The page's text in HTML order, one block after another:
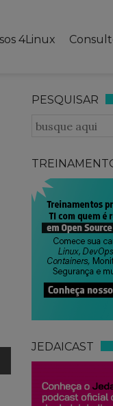
4Linux
PESQUISAR
JEDAICAST